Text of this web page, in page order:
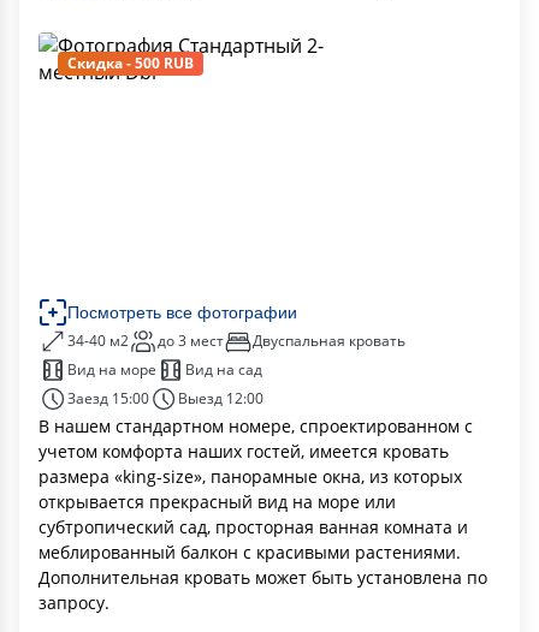
Скидка - 500 RUB
Посмотреть все фотографии
34-40 м2 до 3 мест
Двуспальная кровать
Вид на море
Вид на сад
Заезд 15:00
Выезд 12:00
В нашем стандартном номере, спроектированном с
учетом комфорта наших гостей, имеется кровать
размера «king-size», панорамные окна, из которых
открывается прекрасный вид на море или
субтропический сад, просторная ванная комната и
меблированный балкон с красивыми растениями.
Дополнительная кровать может быть установлена ​​по
запросу.